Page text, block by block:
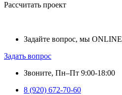
Рассчитать проект
Задайте вопрос, мы ONLINE
Задать вопрос
Звоните, Пн–Пт 9:00-18:00
8 (920) 672-70-60